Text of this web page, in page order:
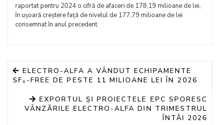
raportat pentru 2024 o cifră de afaceri de 178,19 milioane de lei,
în ușoară creștere față de nivelul de 177,79 milioane de lei
consemnat în anul precedent.
ELECTRO-ALFA A VÂNDUT ECHIPAMENTE
SF₆-FREE DE PESTE 11 MILIOANE LEI ÎN 2026
EXPORTUL ȘI PROIECTELE EPC SPORESC
VÂNZĂRILE ELECTRO-ALFA DIN TRIMESTRUL
ÎNTÂI 2026